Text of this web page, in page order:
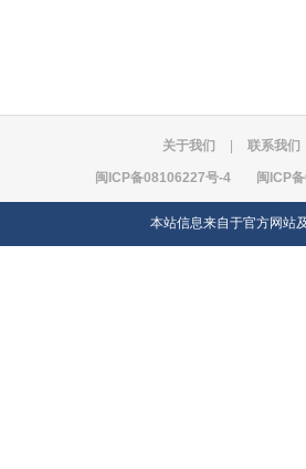
关于我们 联系我们
闽ICP备08106227号-4 闽ICP
本站信息来自于官方网站